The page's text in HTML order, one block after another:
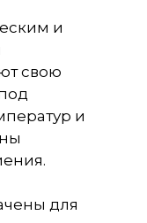
и
свою
и
для